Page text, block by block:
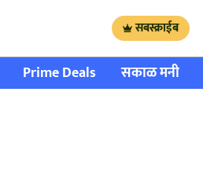
सबस्क्राईब
Prime Deals सकाळ मनी